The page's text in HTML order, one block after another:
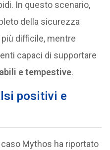
In questo scenario,
della sicurezza
difficile, mentre
capaci di supportare
e tempestive.
positivi e
Mythos ha riportato